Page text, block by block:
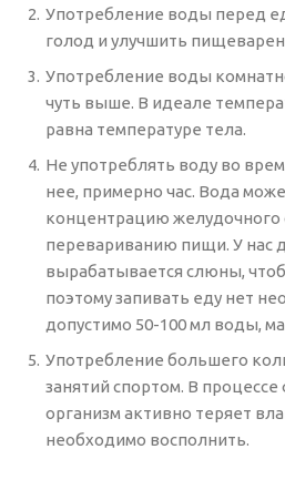
Употребление воды перед
голод и улучшить
Употребление воды
чуть выше. В идеале
равна температуре тела.
Не употреблять воду во
нее, примерно час. Вода
концентрацию желудочного
перевариванию пищи. У нас
вырабатывается слюны,
поэтому запивать еду нет
допустимо 50-100 мл воды,
Употребление большего
занятий спортом. В процессе
организм активно теряет
необходимо восполнить.